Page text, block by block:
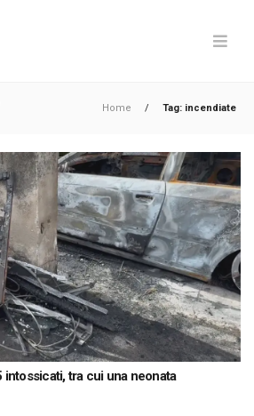
Home / Tag: incendiate
intossicati, tra cui una neonata